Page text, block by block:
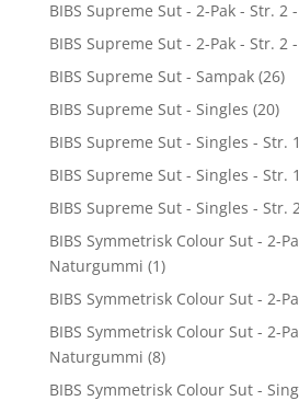
BIBS Supreme Sut - 2-Pak - Str.
BIBS Supreme Sut - 2-Pak - Str. 2
BIBS Supreme Sut - Sampak (26)
BIBS Supreme Sut - Singles (20)
BIBS Supreme Sut - Singles - Str.
BIBS Supreme Sut - Singles - Str.
BIBS Supreme Sut - Singles - Str.
BIBS Symmetrisk Colour Sut - 2-
Naturgummi (1)
BIBS Symmetrisk Colour Sut - 2-
BIBS Symmetrisk Colour Sut - 2-
Naturgummi (8)
BIBS Symmetrisk Colour Sut -